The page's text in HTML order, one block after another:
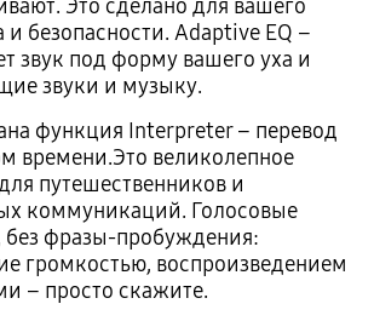
Это сделано для вашего
безопасности. Adaptive EQ –
звук под форму вашего уха и
звуки и музыку.
функция Interpreter – перевод
времени.Это великолепное
путешественников и
коммуникаций. Голосовые
фразы-пробуждения:
громкостью, воспроизведением
– просто скажите.